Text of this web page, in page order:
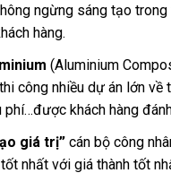
ngừng sáng tạo
hàng.
(Aluminium
công nhiều dự án lớn
khách hàng
giá trị” cán bộ công
nhất với giá thành tốt